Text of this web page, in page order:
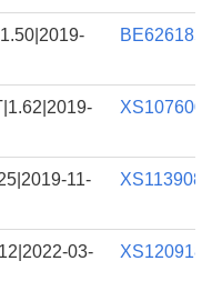
11-
03-